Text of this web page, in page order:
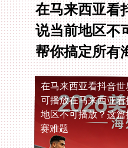
在马来西亚看
说当前地区不
帮你搞定所有
在马来西亚看抖音
可播放在马来西亚
地区不可播放
赛难题